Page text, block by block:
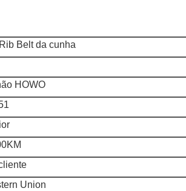
Belt da cunha
HOWO
Union